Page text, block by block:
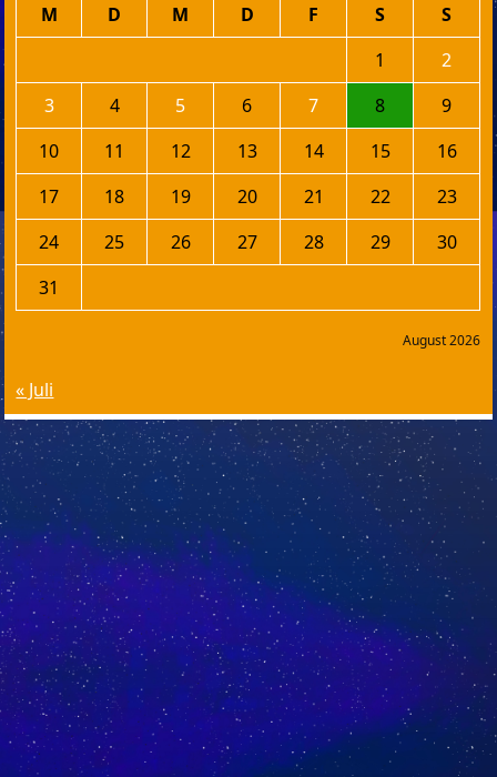
August 2026
M D M D F S
S
1
2
3
4 5 6 7 8
9
10
11 12 13 14 15
16
17
18 19 20 21 22
23
24
25 26 27 28 29
30
31
« Juli